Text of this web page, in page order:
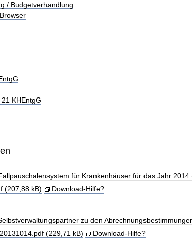
/ Budgetverhandlung
KHEntgG
für Krankenhäuser für das Jahr 2014
(207,88 kB)
Download-Hilfe?
zu den
(229,71 kB)
Download-Hilfe?